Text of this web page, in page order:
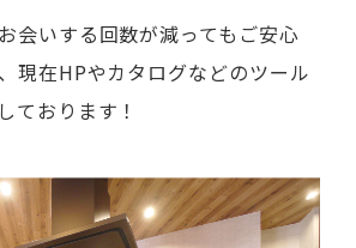
会いする回数が減ってもご安心
現在HPやカタログなどのツール
ております！